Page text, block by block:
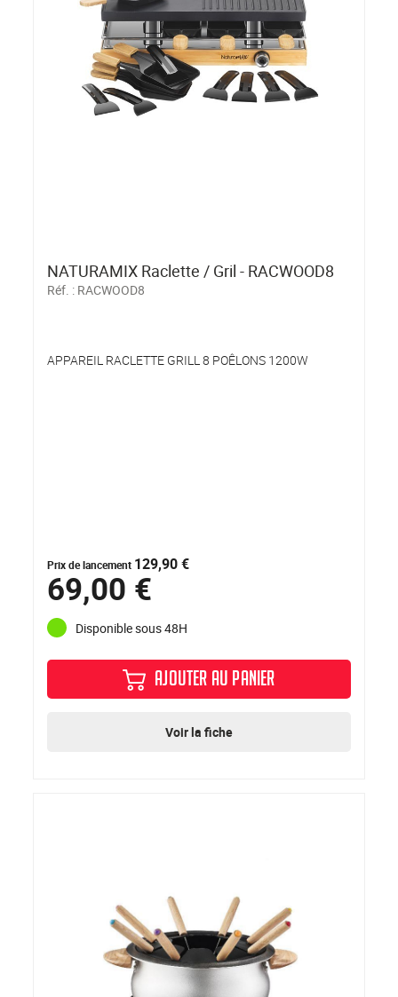
NATURAMIX Raclette / Gril - RACWOOD8
Réf. : RACWOOD8
APPAREIL RACLETTE GRILL 8 POÊLONS 1200W
Prix de lancement 129,90 €
69,00 €
Disponible sous 48H
AJOUTER AU PANIER
Voir la fiche